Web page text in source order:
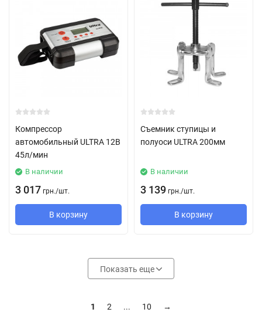
Компрессор
автомобильный ULTRA 12В
45л/мин
В наличии
3 017 грн./шт.
В корзину
Съемник ступицы и
полуоси ULTRA 200мм
В наличии
3 139 грн./шт.
В корзину
Показать еще
1 2 ... 10 →